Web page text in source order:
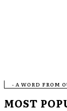
- A WORD FROM
MOST